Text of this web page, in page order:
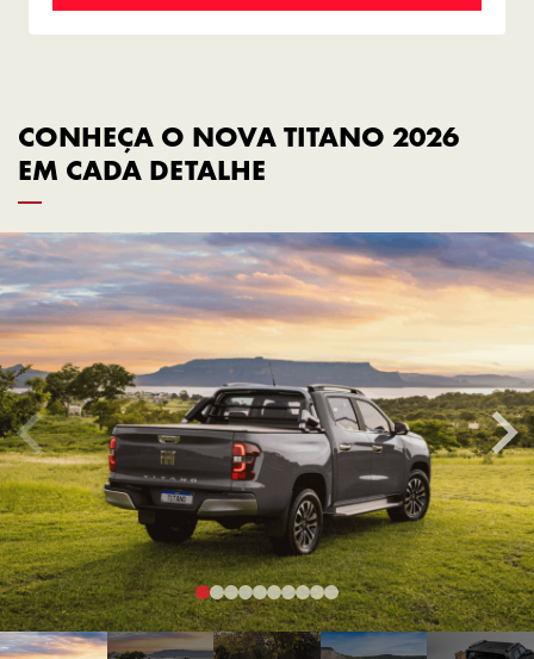
CONHEÇA O NOVA TITANO 2026
EM CADA DETALHE